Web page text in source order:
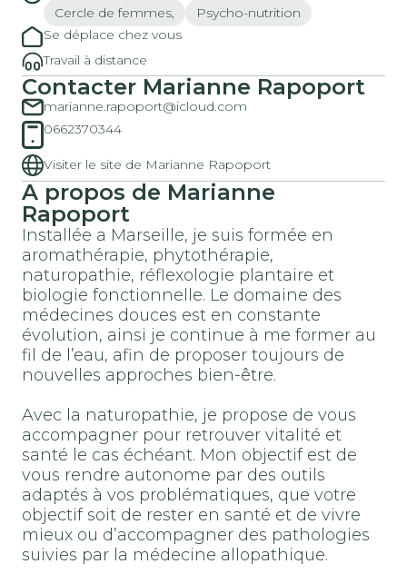
Cercle de femmes,
Psycho-nutrition
Se déplace chez vous
Travail à distance
Contacter Marianne Rapoport
marianne.rapoport@icloud.com
0662370344
Visiter le site de Marianne Rapoport
A propos de Marianne
Rapoport
Installée a Marseille, je suis formée en
aromathérapie, phytothérapie,
naturopathie, réflexologie plantaire et
biologie fonctionnelle. Le domaine des
médecines douces est en constante
évolution, ainsi je continue à me former au
fil de l’eau, afin de proposer toujours de
nouvelles approches bien-être.
Avec la naturopathie, je propose de vous
accompagner pour retrouver vitalité et
santé le cas échéant. Mon objectif est de
vous rendre autonome par des outils
adaptés à vos problématiques, que votre
objectif soit de rester en santé et de vivre
mieux ou d’accompagner des pathologies
suivies par la médecine allopathique.